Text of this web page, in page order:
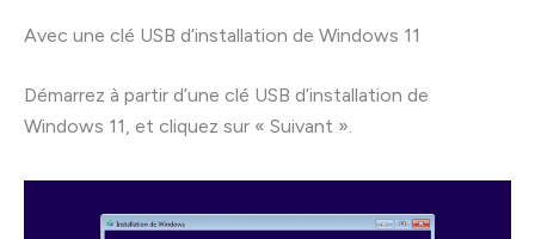
Avec une clé USB d’installation de Windows 11
Démarrez à partir d’une clé USB d’installation de
Windows 11, et cliquez sur « Suivant ».